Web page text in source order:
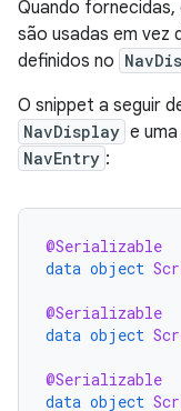
Quando fornecidas,
são usadas em vez
definidos no
O snippet a seguir
NavDisplay e
NavEntry :
@Serializable
data object
@Serializable
data object
@Serializable
data object